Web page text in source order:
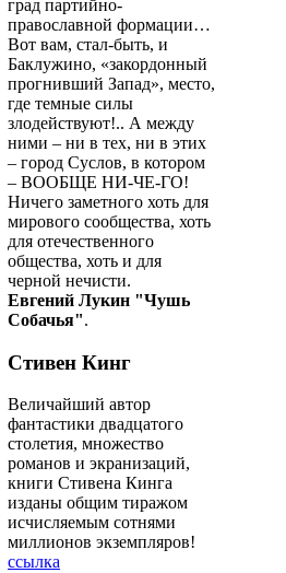
град партийно-
православной формации…
Вот вам, стал-быть, и
Баклужино, «закордонный
прогнивший Запад», место,
где темные силы
злодействуют!.. А между
ними – ни в тех, ни в этих
– город Суслов, в котором
– ВООБЩЕ НИ-ЧЕ-ГО!
Ничего заметного хоть для
мирового сообщества, хоть
для отечественного
общества, хоть и для
черной нечисти.
Евгений Лукин "Чушь
Собачья".
Стивен Кинг
Величайший автор
фантастики двадцатого
столетия, множество
романов и экранизаций,
книги Стивена Кинга
изданы общим тиражом
исчисляемым сотнями
миллионов экземпляров!
ссылка